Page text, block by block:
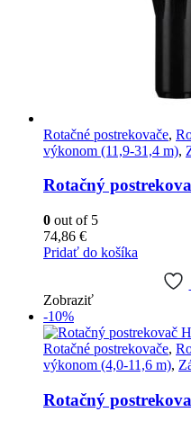
Rotačné postrekovače,
výkonom (11,9-31,4 m),
Rotačný
0 out of 5
74,86 €
Pridať do košíka
Zobraziť
-10%
Rotačné postrekovače,
výkonom (4,0-11,6 m),
Rotačný